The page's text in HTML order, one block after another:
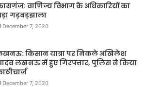
वाणिज्य विभाग के अधिकारियों का
गड़बड़झाला
December 7, 2020
किसान यात्रा पर निकले अखिलेश
लखनऊ में हुए गिरफ्तार, पुलिस ने किया
December 7, 2020